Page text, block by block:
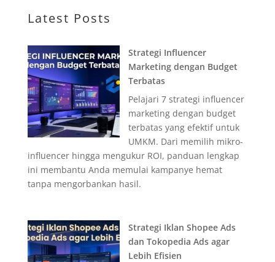
Latest Posts
Strategi Influencer
Marketing dengan Budget
Terbatas
Pelajari 7 strategi influencer
marketing dengan budget
terbatas yang efektif untuk
UMKM. Dari memilih mikro-
influencer hingga mengukur ROI, panduan lengkap
ini membantu Anda memulai kampanye hemat
tanpa mengorbankan hasil.
Strategi Iklan Shopee Ads
dan Tokopedia Ads agar
Lebih Efisien